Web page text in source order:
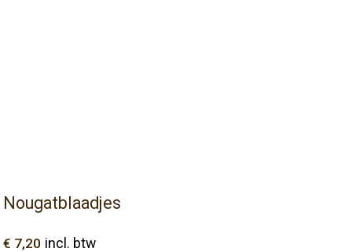
Nougatblaadjes
€ 7,20 incl. btw